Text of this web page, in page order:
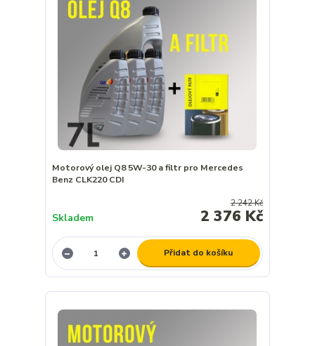
Motorový olej Q8 5W-30 a filtr pro Mercedes
Benz CLK220 CDI
2 242 Kč
2 376 Kč
Skladem
Přidat do košíku